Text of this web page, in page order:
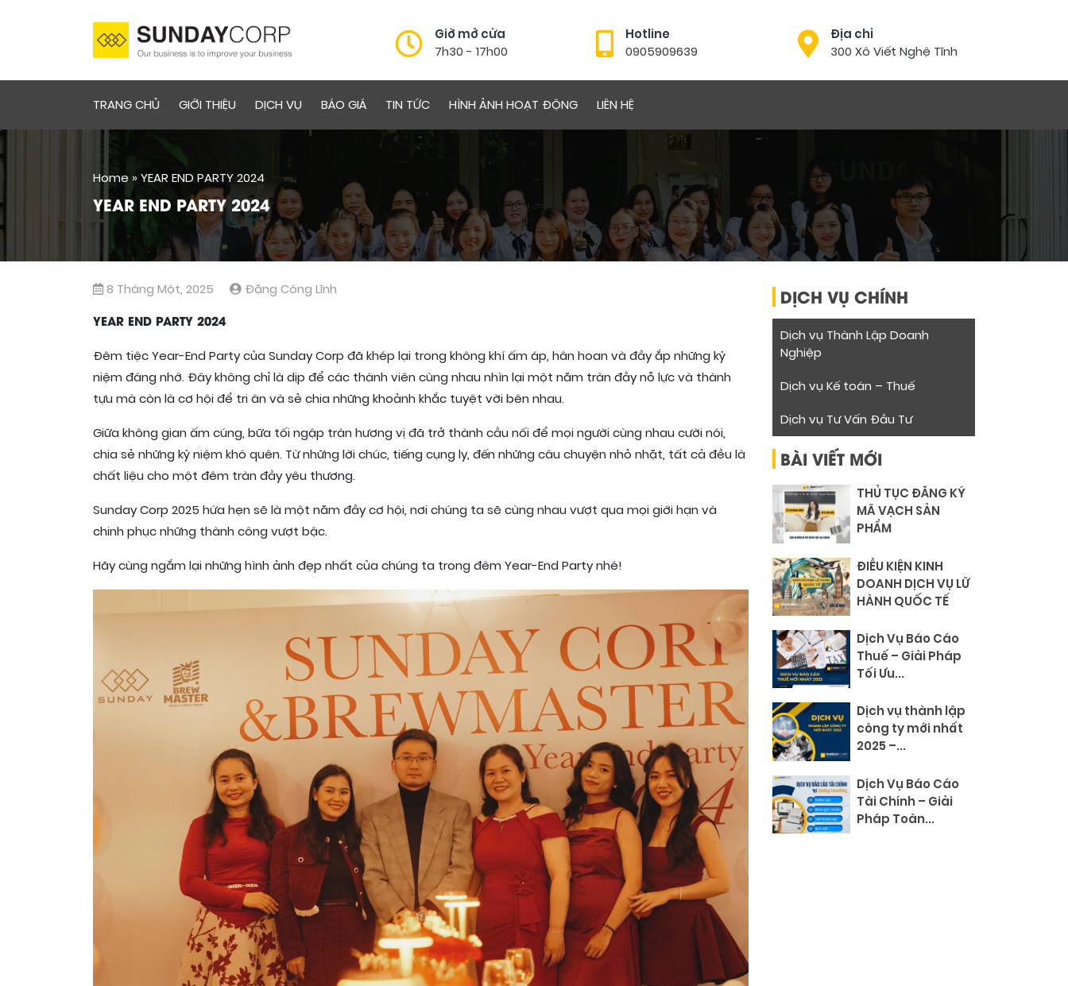
Giờ mở cửa
7h30 - 17h00
Hotline
0905909639
Địa chỉ
300 Xô Viết Nghệ Tĩnh
TRANG CHỦ GIỚI THIỆU DỊCH VỤ BÁO GIÁ TIN TỨC HÌNH ẢNH HOẠT ĐỘNG LIÊN HỆ
Home » YEAR END PARTY 2024
YEAR END PARTY 2024
8 Tháng Một, 2025 Đặng Công Lĩnh
YEAR END PARTY 2024
Đêm tiệc Year-End Party của Sunday Corp đã khép lại trong không khí ấm áp, hân hoan và đầy ắp những kỷ
niệm đáng nhớ. Đây không chỉ là dịp để các thành viên cùng nhau nhìn lại một năm tràn đầy nỗ lực và thành
tựu mà còn là cơ hội để tri ân và sẻ chia những khoảnh khắc tuyệt vời bên nhau.
Giữa không gian ấm cúng, bữa tối ngập tràn hương vị đã trở thành cầu nối để mọi người cùng nhau cười nói,
chia sẻ những kỷ niệm khó quên. Từ những lời chúc, tiếng cụng ly, đến những câu chuyện nhỏ nhặt, tất cả đều là
chất liệu cho một đêm tràn đầy yêu thương.
Sunday Corp 2025 hứa hẹn sẽ là một năm đầy cơ hội, nơi chúng ta sẽ cùng nhau vượt qua mọi giới hạn và
chinh phục những thành công vượt bậc.
Hãy cùng ngắm lại những hình ảnh đẹp nhất của chúng ta trong đêm Year-End Party nhé!
DỊCH VỤ CHÍNH
Dịch vụ Thành Lập Doanh
Nghiệp
Dịch vụ Kế toán – Thuế
Dịch vụ Tư Vấn Đầu Tư
BÀI VIẾT MỚI
THỦ TỤC ĐĂNG KÝ
MÃ VẠCH SẢN
PHẨM
ĐIỀU KIỆN KINH
DOANH DỊCH VỤ LỮ
HÀNH QUỐC TẾ
Dịch Vụ Báo Cáo
Thuế – Giải Pháp
Tối Ưu...
Dịch vụ thành lập
công ty mới nhất
2025 –...
Dịch Vụ Báo Cáo
Tài Chính – Giải
Pháp Toàn...